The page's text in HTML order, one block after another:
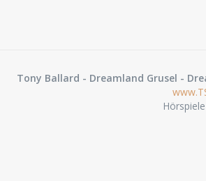
Tony Ballard - Dreamland Grusel -